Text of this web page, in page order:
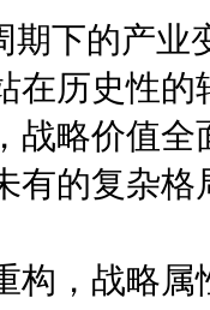
期下的产
在历史性的
战略价值全
有的复杂格
构，战略属